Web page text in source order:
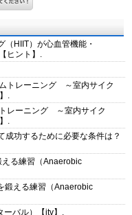
HIIT）が心血管機能・
ヒント】.
トレーニング ～室内サイク
.
レーニング ～室内サイク
.
成功するために必要な条件は？
る練習（Anaerobic
える練習（Anaerobic
ーバル）【itv】.